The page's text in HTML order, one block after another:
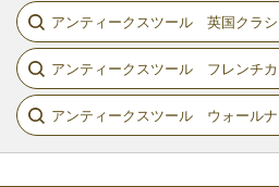
アンティークスツール 英国クラ
アンティークスツール フレンチ
アンティークスツール ウォール